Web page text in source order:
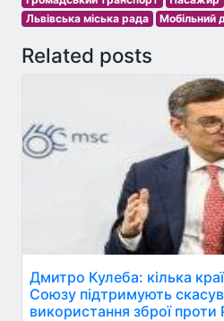
Львівська міська рада
Мобільний
Related posts
Дмитро Кулеба: кілька
Союзу підтримують
використання зброї проти